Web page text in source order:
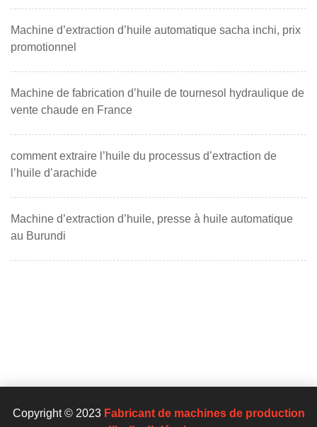
Machine d’extraction d’huile automatique sacha inchi, prix
promotionnel
Machine de fabrication d’huile de tournesol hydraulique de
vente chaude en France
comment extraire l’huile du processus d’extraction de
l’huile d’arachide
Machine d’extraction d’huile, presse à huile automatique
au Burundi
Copyright © 2023 Fabricant de machines de production